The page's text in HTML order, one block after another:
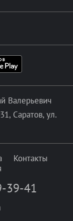
Валерьевич
Саратов, ул.
Контакты
39-41